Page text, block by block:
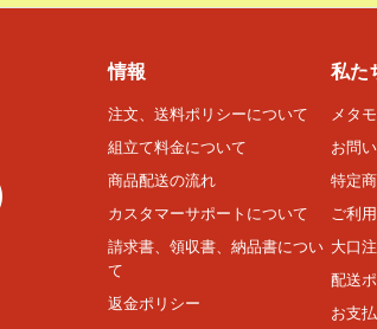
情報
注文、送料ポリシーについて
組立て料金について
商品配送の流れ
カスタマーサポートについて
請求書、領収書、納品書につい
て
返金ポリシー
私た
メタ
お問
特定
ご利
大口
配送
お支